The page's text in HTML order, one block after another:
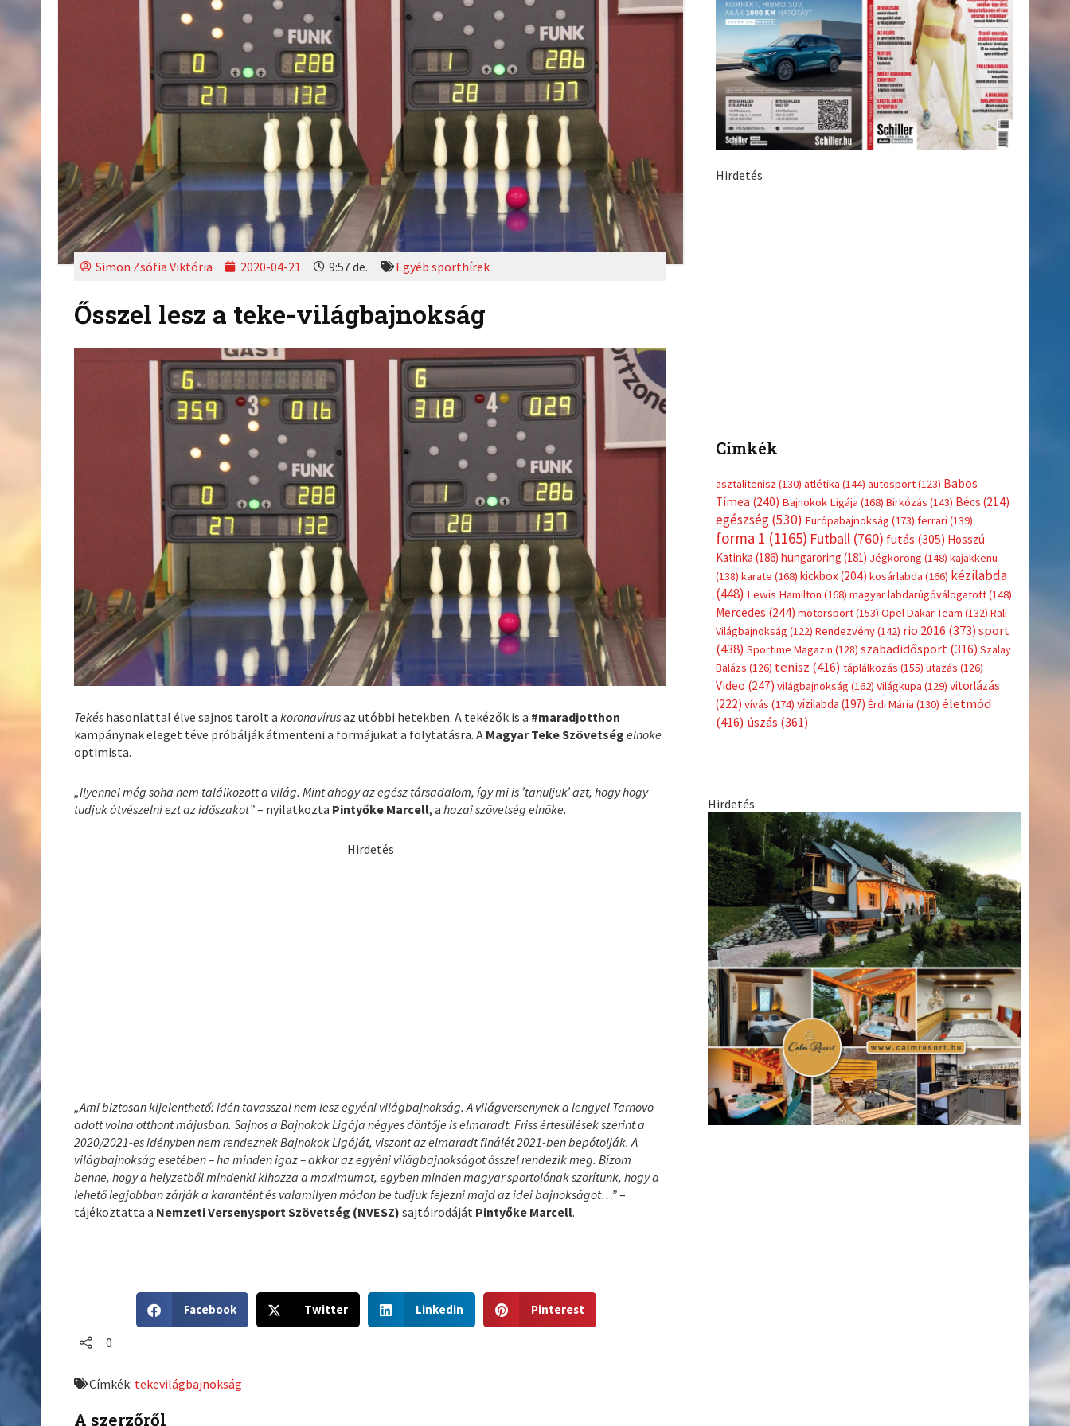
Simon Zsófia Viktória 2020-04-21 9:57 de. Egyéb sporthírek
Ősszel lesz a teke-világbajnokság
Tekés hasonlattal élve sajnos tarolt akoronavírusaz utóbbi hetekben. A tekézők is a #maradjotthon
kampánynak eleget téve próbálják átmenteni a formájukat a folytatásra. A Magyar Teke Szövetség elnöke
optimista.
„Ilyennel még soha nem találkozott a világ. Mint ahogy az egész társadalom, így mi is ’tanuljuk’ azt, hogy hogy
tudjuk átvészelni ezt az időszakot”– nyilatkozta Pintyőke Marcell, ahazai szövetség elnöke.
Hirdetés
„Ami biztosan kijelenthető: idén tavasszal nem lesz egyéni világbajnokság. A világversenynek a lengyel Tarnovo
adott volna otthont májusban. Sajnos a Bajnokok Ligája négyes döntője is elmaradt. Friss értesülések szerint a
2020/2021-es idényben nem rendeznek Bajnokok Ligáját, viszont az elmaradt finálét 2021-ben bepótolják. A
világbajnokság esetében – ha minden igaz – akkor az egyéni világbajnokságot ősszel rendezik meg. Bízom
benne, hogy a helyzetből mindenki kihozza a maximumot, egyben minden magyar sportolónak szorítunk, hogy a
lehető legjobban zárják a karantént és valamilyen módon be tudjuk fejezni majd az idei bajnokságot…”–
tájékoztatta a Nemzeti Versenysport Szövetség (NVESZ) sajtóirodáját Pintyőke Marcell.
h
o
f
Facebook
h
Twitter
h
Linkedin
h
Pinterest
0
Címkék: tekevilágbajnokság
A szerzőről
Hirdetés
Címkék
asztalitenisz(130)atlétika (144)autosport
Tímea(240)Bajnokok Ligája(168) Birkózás(143) Bécs(214)
egészség (530) Európabajnokság(173)ferrari(139)
forma 1 (1165)Futball(760)futás(305)
Hosszú
Katinka(186)hungaroring(181)Jégkorong(148)kajakkenu
(138)karate(168)kickbox(204)kosárlabda(166)kézilabda
(448)Lewis Hamilton(168)magyar labdarúgóválogatott(148)
Mercedes(244)motorsport (153)Opel Dakar Team(132)Rali
Világbajnokság(122)Rendezvény(142)rio 2016(373)sport
(438)
Sportime Magazin(128)szabadidősport(316)Szalay
Balázs(126)tenisz(416)táplálkozás(155)utazás(126)
Video(247)világbajnokság (162)Világkupa(129)vitorlázás
(222)vívás(174)vízilabda(197)Érdi Mária(130)életmód
(416)úszás(361)